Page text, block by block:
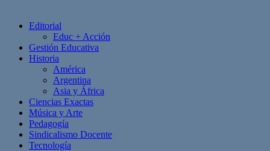
Editorial
Educ + Acción
Gestión Educativa
Historia
América
Argentina
Asia y África
Ciencias Exactas
Música y Arte
Pedagogía
Sindicalismo Docente
Tecnología